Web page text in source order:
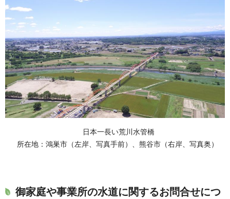
日本一長い荒川水管橋
所在地：鴻巣市（左岸、写真手前）、熊谷市（右岸、写真奥）
御家庭や事業所の水道に関するお問合せにつ